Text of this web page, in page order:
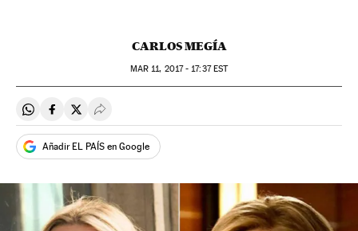
CARLOS MEGÍA
MAR 11, 2017 - 17:37EST
Compartir en Whatsapp
Compartir en Facebook
Compartir en Twitter
Desplegar Redes Sociales
Añadir EL PAÍS en Google